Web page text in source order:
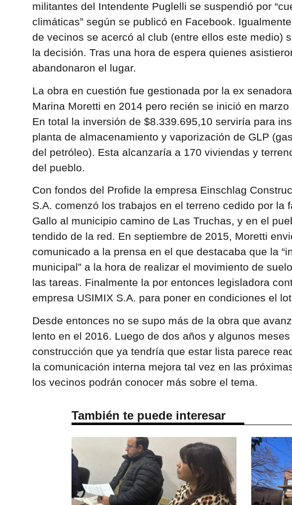
militantes del Intendente Puglelli se suspendió por
climáticas” según se publicó en Facebook.
de vecinos se acercó al club (entre ellos este medio)
la decisión. Tras una hora de espera quienes
abandonaron el lugar.
La obra en cuestión fue gestionada por la ex
Marina Moretti en 2014 pero recién se inició en marzo
En total la inversión de $8.339.695,10 serviría para
planta de almacenamiento y vaporización de GLP
del petróleo). Esta alcanzaría a 170 viviendas y
del pueblo.
Con fondos del Profide la empresa Einschlag
S.A. comenzó los trabajos en el terreno cedido por la
Gallo al municipio camino de Las Truchas, y en el
tendido de la red. En septiembre de 2015, Moretti
comunicado a la prensa en el que destacaba que la
municipal” a la hora de realizar el movimiento de
las tareas. Finalmente la por entonces legisladora
empresa USIMIX S.A. para poner en condiciones el
Desde entonces no se supo más de la obra que
lento en el 2016. Luego de dos años y algunos meses
construcción que ya tendría que estar lista parece
la comunicación interna mejora tal vez en las
los vecinos podrán conocer más sobre el tema.
También te puede interesar